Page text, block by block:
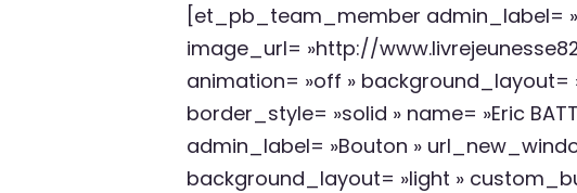
[et_pb_team_member admin_label=
image_url= »http://
animation= »off »
border_style= »solid » name= »Eric
admin_label= »Bouton »
background_layout= »light »